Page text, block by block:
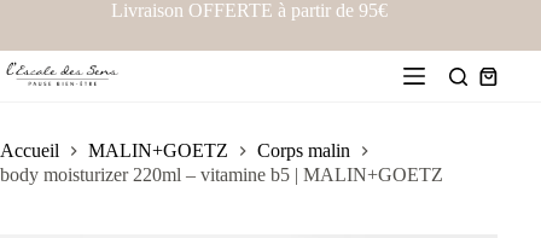
Livraison OFFERTE à partir de 95€
Accueil MALIN+GOETZ
Corps malin
body moisturizer 220ml – vitamine b5 | MALIN+GOETZ